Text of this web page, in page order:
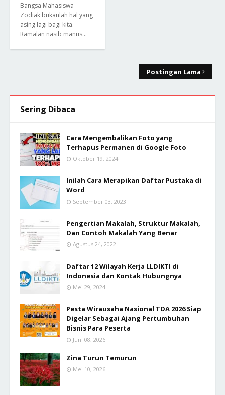
Bangsa Mahasiswa -
Zodiak bukanlah hal yang
asing lagi bagi kita.
Ramalan nasib manus…
Postingan Lama
Sering Dibaca
Cara Mengembalikan Foto yang
Terhapus Permanen di Google Foto
Oktober 19, 2024
Inilah Cara Merapikan Daftar Pustaka di
Word
September 03, 2023
Pengertian Makalah, Struktur Makalah,
Dan Contoh Makalah Yang Benar
Agustus 24, 2022
Daftar 12 Wilayah Kerja LLDIKTI di
Indonesia dan Kontak Hubungnya
Mei 29, 2024
Pesta Wirausaha Nasional TDA 2026 Siap
Digelar Sebagai Ajang Pertumbuhan
Bisnis Para Peserta
Juni 08, 2026
Zina Turun Temurun
Mei 10, 2026